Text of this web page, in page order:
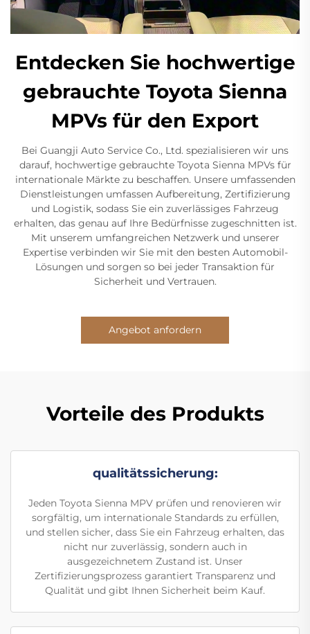
Entdecken Sie hochwertige
gebrauchte Toyota Sienna
MPVs für den Export
Bei Guangji Auto Service Co., Ltd. spezialisieren wir uns
darauf, hochwertige gebrauchte Toyota Sienna MPVs für
internationale Märkte zu beschaffen. Unsere umfassenden
Dienstleistungen umfassen Aufbereitung, Zertifizierung
und Logistik, sodass Sie ein zuverlässiges Fahrzeug
erhalten, das genau auf Ihre Bedürfnisse zugeschnitten ist.
Mit unserem umfangreichen Netzwerk und unserer
Expertise verbinden wir Sie mit den besten Automobil-
Lösungen und sorgen so bei jeder Transaktion für
Sicherheit und Vertrauen.
Angebot anfordern
Vorteile des Produkts
qualitätssicherung:
Jeden Toyota Sienna MPV prüfen und renovieren wir
sorgfältig, um internationale Standards zu erfüllen,
und stellen sicher, dass Sie ein Fahrzeug erhalten, das
nicht nur zuverlässig, sondern auch in
ausgezeichnetem Zustand ist. Unser
Zertifizierungsprozess garantiert Transparenz und
Qualität und gibt Ihnen Sicherheit beim Kauf.